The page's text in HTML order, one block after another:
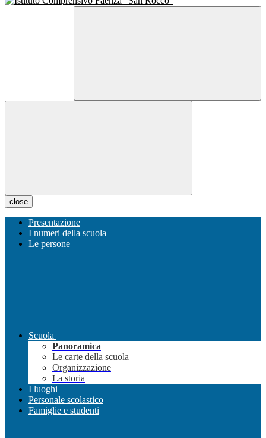
close
Presentazione
I numeri della scuola
Le persone
Scuola
Panoramica
Le carte della scuola
Organizzazione
La storia
I luoghi
Personale scolastico
Famiglie e studenti